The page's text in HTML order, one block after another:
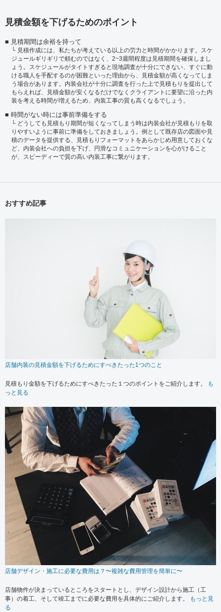
見積金額を下げるためのポイント
見積期間は余裕を持って
見積作成には、私たちが考えている以上の労力と時間がかかります。スケ
ジュールギリギリで頼むのではなく、2~3週間程度は見積期間を確保しまし
ょう。スケジュールがタイトすぎると現地調査が十分にできない、すぐに動
ける職人を手配するのが困難といった理由から、見積金額が高くなってしま
う場合があります。内装会社が十分に調査を行った上で見積もりを提出して
もらえれば、見積金額が安くなるだけでなくクライアントに要望に沿った内
装を考える時間が増えるため、内装工事の質も高くなるでしょう。
時間がない時には事前準備をする
どうしても見積もり期間が短くなってしまう時は内装会社が見積もりを取
りやすいように事前に準備をしておきましょう。例として既存店の図面や見
積のデータを提供する、見積もりフォーマットをあらかじめ用意しておくな
ど、内装会社への負担を下げ、円滑なコミュニケーションを心がけること
が、スピーディーで質の高い内装工事に繋がります。
おすすめ記事
店舗内装の見積金額を下げるためにすべきたった1つのこと
見積もり金額を下げるためにすべきたった１つのポイントをご紹介します。
も
っと見る
店舗デザイン・施工に必要な費用は？〜複雑な費用管理を簡単に〜
店舗物件が決まっているところをスタートとし、デザイン設計から施工（工
事）の着工、そして竣工までに必要な費用を具体的にご紹介します。
もっと見
る